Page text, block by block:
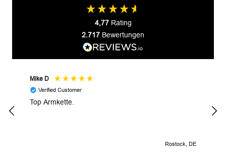
4,77 Rating
2.717 Bewertungen
Mike D
Verified Customer
Top Armkette.
Rostock, DE